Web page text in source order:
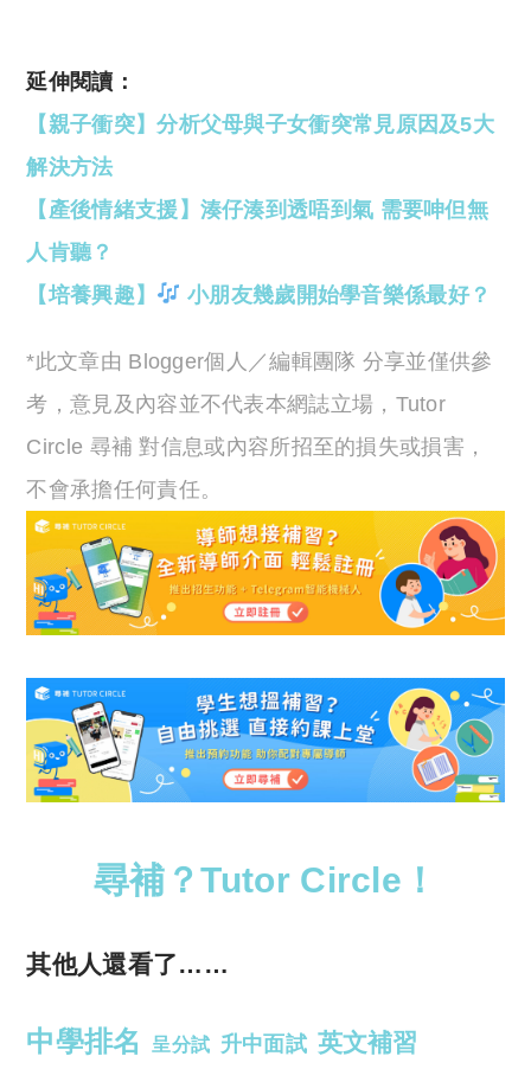
延伸閱讀：
【親子衝突】分析父母與子女衝突常見原因及5大
解決方法
【產後情緒支援】湊仔湊到透唔到氣 需要呻但無
人肯聽？
【培養興趣】
小朋友幾歲開始學音樂係最好？
*此文章由 Blogger個人／編輯團隊 分享並僅供參
考，意見及內容並不代表本網誌立場，Tutor
Circle 尋補 對信息或內容所招至的損失或損害，
不會承擔任何責任。
尋補？Tutor Circle！
其他人還看了……
中學排名 呈分試 升中面試 英文補習